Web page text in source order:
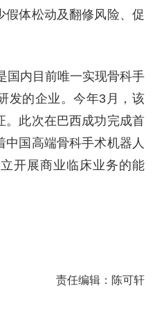
假体松动及翻修风险、促
国内目前唯一实现骨科手
发的企业。今年3月，该
。此次在巴西成功完成首
国高端骨科手术机器人
开展商业临床业务的能
责任编辑：陈可轩